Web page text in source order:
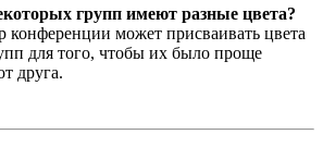
групп имеют разные цвета?
конференции может присваивать цвета
для того, чтобы их было проще
друга.